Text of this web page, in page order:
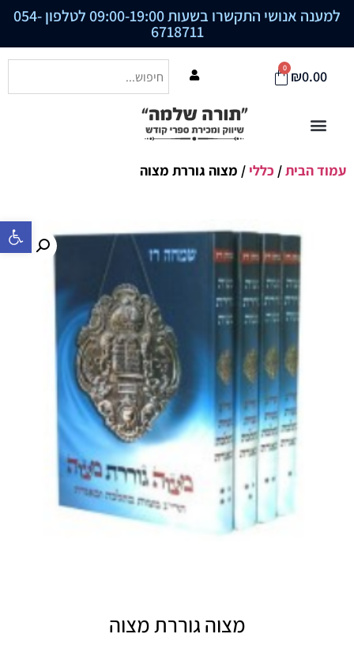
פתח סרגל
למענה אנושי התקשרו בשעות 09:00-19:00 לטלפון 054-
6718711
₪0.00
0
עמוד הבית/ כללי / מצוה גוררת מצוה
מצוה גוררת מצוה